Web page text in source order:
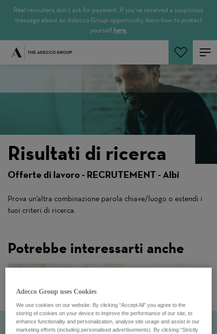
Real recruiters don’t ask for payment. If you’ve received a suspicious
message about an Adecco Group opportunity, learn how to protect
yourself here.
Cerca offerte
Risultati di ricerca
Offerte di lavoro - RECRUTEMENT - Albi
Prova un'altra combinazione parola chiave/luogo o estendi i
tuoi criteri di ricerca.
Potrebbe interessarti anche
Adecco Group uses Cookies
We use cookies on our website. By clicking “Accept All” you agree to the
storing of cookies on your device to improve the performance of our site, to
enhance functionality and personalization, analyse site usage and assist in our
marketing efforts (including personalised advertisements). By clicking “Strictly